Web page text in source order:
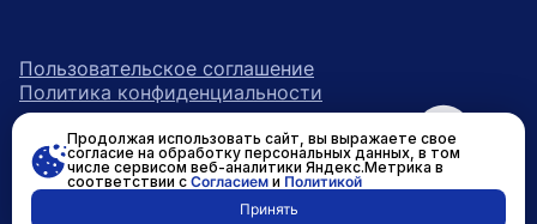
Пользовательское соглашение
Политика конфиденциальности
ссылка на главную
возрастное ограничение 16+
ссылка на страницу в Вконтакте
ссылка на страницу в
ссылка на канал в
Продолжая использовать сайт, вы выражаете свое
согласие на обработку персональных данных, в том
числе сервисом веб-аналитики Яндекс.Метрика в
соответствии с Согласиеми Политикой
Принять